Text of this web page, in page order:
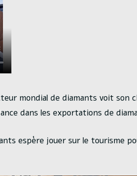
mondial de diamants voit son
dans les exportations de
espère jouer sur le tourisme